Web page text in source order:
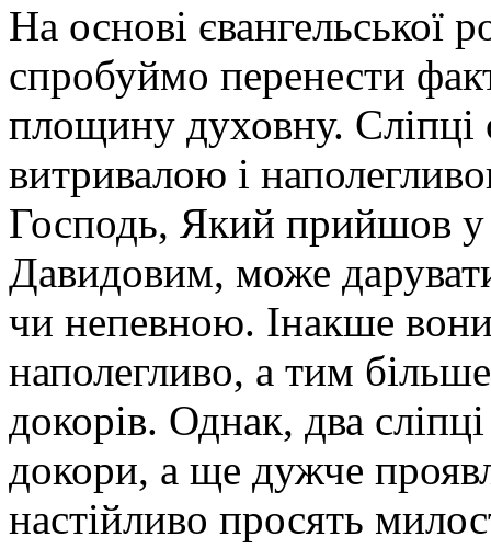
На основі євангельської
спробуймо перенести
площину духовну.
витривалою і
Господь, Який прийшов у
Давидовим, може
чи непевною. Інакше вони
наполегливо, а тим
докорів. Однак, два
докори, а ще дужче
настійливо просять